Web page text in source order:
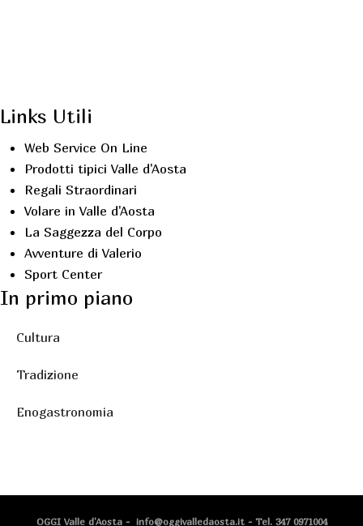
Links Utili
Web Service On Line
Prodotti tipici Valle d'Aosta
Regali Straordinari
Volare in Valle d'Aosta
La Saggezza del Corpo
Avventure di Valerio
Sport Center
In primo piano
Cultura
Tradizione
Enogastronomia
OGGI Valle d'Aosta - info@oggivalledaosta.it - Tel. 347 0971004